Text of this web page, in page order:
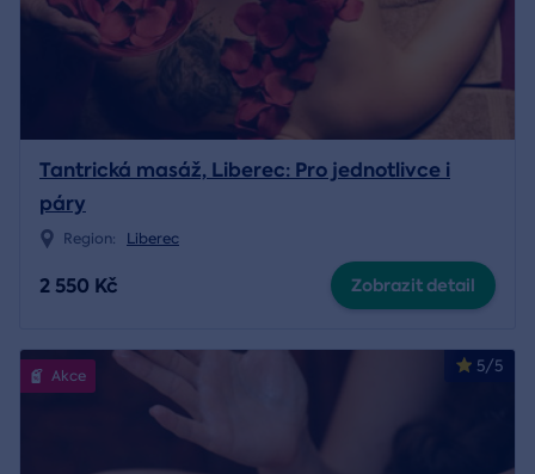
Tantrická masáž, Liberec: Pro jednotlivce i
páry
Region: Liberec
2 550 Kč Zobrazit detail
5/5
Akce